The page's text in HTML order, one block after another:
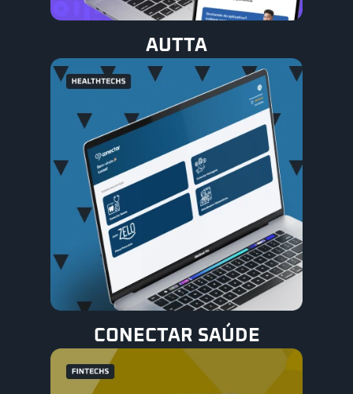
AUTTA
CONECTAR SAÚDE